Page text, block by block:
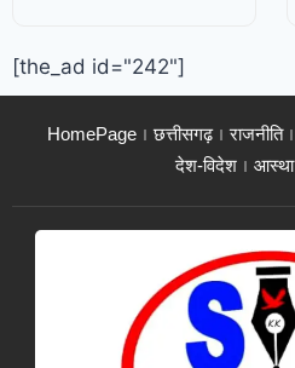
[the_ad id="242"]
HomePage छत्तीसगढ़ राजनीति
देश-विदेश
आस्था